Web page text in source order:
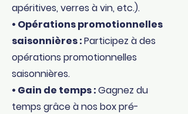
apéritives, verres à vin, etc.).
• Opérations promotionnelles
saisonnières :Participez à des
opérations promotionnelles
saisonnières.
• Gain de temps :Gagnez du
temps grâce à nos box pré-